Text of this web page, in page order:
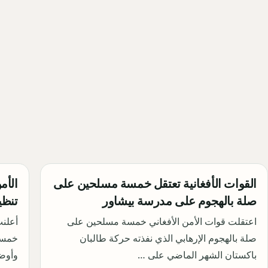
القوات الأفغانية تعتقل خمسة مسلحين على
صلة بالهجوم على مدرسة بيشاور
اعتقلت قوات الأمن الأفغاني خمسة مسلحين على
صلة بالهجوم الإرهابي الذي نفذته حركة طالبان
باكستان الشهر الماضي على …